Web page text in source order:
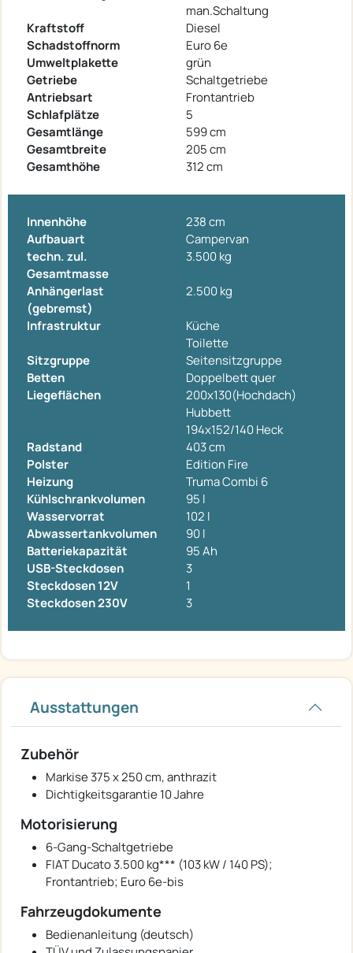
man.Schaltung
Kraftstoff
Diesel
Schadstoffnorm
Euro 6e
Umweltplakette
grün
Getriebe
Schaltgetriebe
Antriebsart
Frontantrieb
Schlafplätze
5
Gesamtlänge
599 cm
Gesamtbreite
205 cm
Gesamthöhe
312 cm
Innenhöhe
238 cm
Aufbauart
Campervan
techn. zul.
Gesamtmasse
3.500 kg
Anhängerlast
(gebremst)
2.500 kg
Infrastruktur
Küche
Toilette
Sitzgruppe
Seitensitzgruppe
Betten
Doppelbett quer
Liegeflächen
200x130(Hochdach)
Hubbett
194x152/140 Heck
Radstand
403 cm
Polster
Edition Fire
Heizung
Truma Combi 6
Kühlschrankvolumen
95 l
Wasservorrat
102 l
Abwassertankvolumen
90 l
Batteriekapazität
95 Ah
USB-Steckdosen
3
Steckdosen 12V
1
Steckdosen 230V
3
Ausstattungen
Zubehör
Markise 375 x 250 cm, anthrazit
Dichtigkeitsgarantie 10 Jahre
Motorisierung
6-Gang-Schaltgetriebe
FIAT Ducato 3.500 kg*** (103 kW / 140 PS);
Frontantrieb; Euro 6e-bis
Fahrzeugdokumente
Bedienanleitung (deutsch)